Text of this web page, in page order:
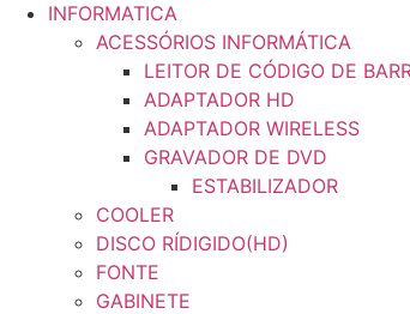
INFORMATICA
ACESSÓRIOS INFORMÁTICA
LEITOR DE CÓDIGO DE
ADAPTADOR HD
ADAPTADOR WIRELESS
GRAVADOR DE DVD
ESTABILIZADOR
COOLER
DISCO RÍDIGIDO(HD)
FONTE
GABINETE